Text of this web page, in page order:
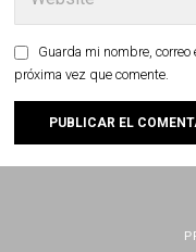
Guarda mi nombre,
próxima vez que comente.